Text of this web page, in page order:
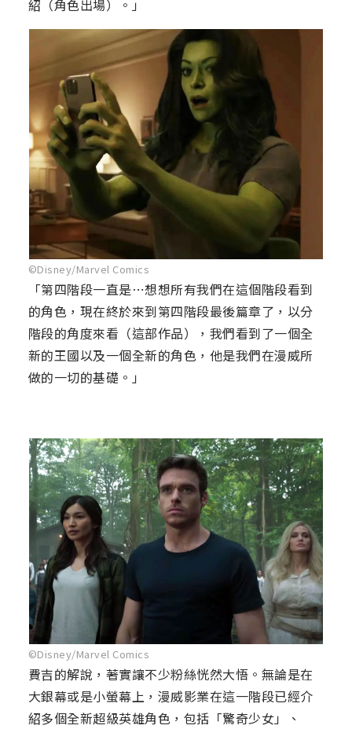
紹（角色出場）。」
©Disney/Marvel Comics
「第四階段一直是⋯想想所有我們在這個階段看到
的角色，現在終於來到第四階段最後篇章了，以分
階段的角度來看（這部作品），我們看到了一個全
新的王國以及一個全新的角色，他是我們在漫威所
做的一切的基礎。」
©Disney/Marvel Comics
費吉的解說，著實讓不少粉絲恍然大悟。無論是在
大銀幕或是小螢幕上，漫威影業在這一階段已經介
紹多個全新超級英雄角色，包括「驚奇少女」、